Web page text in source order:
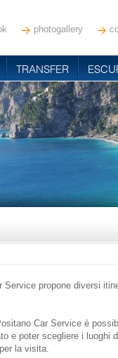
photogallery
TRANSFER
Service propone diversi
Car Service è
e poter scegliere i luoghi
la visita.